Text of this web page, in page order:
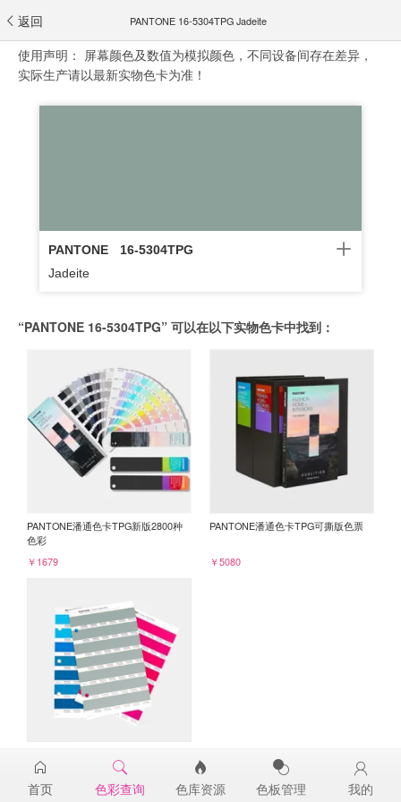
返回 PANTONE 16-5304TPG Jadeite
使用声明： 屏幕颜色及数值为模拟颜色，不同设备间存在差异，
实际生产请以最新实物色卡为准！
PANTONE
16-5304TPG
Jadeite
“PANTONE 16-5304TPG” 可以在以下实物色卡中找到：
PANTONE潘通色卡TPG新版2800种
色彩
￥1679
PANTONE潘通色卡TPG可撕版色票
￥5080
16-5304TPG
￥98
首页 色彩查询 色库资源 色板管理 我的